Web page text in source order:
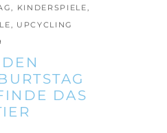
, KINDERSPIELE,
, UPCYCLING
DAS